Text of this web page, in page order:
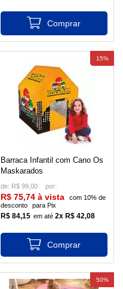
Barraca Infantil com Cano Os
Maskarados
de: R$ 99,00
R$ 84,15 2x R$ 42,08
R$ 75,74 à vista
com 10% de
desconto
para Pix
15%
50%